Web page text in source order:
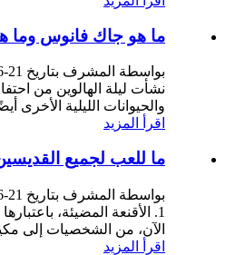
ما هو جاك فانوس وما
بواسطة المشرف بتاريخ 21-06-01
نشأت ليلة الهالوين من
والحيوانات الليلية الأخرى
اقرأ المزيد
ما للعب لجميع
بواسطة المشرف بتاريخ 21-06-01
1. الأقنعة المضيئة،
الآن، من الشخصيات إلى
اقرأ المزيد